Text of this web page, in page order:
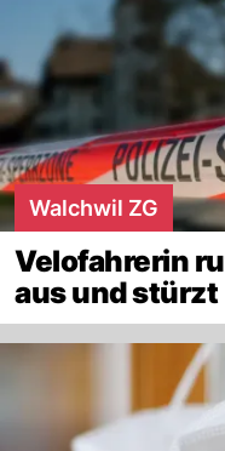
Walchwil ZG
Velofahrerin
aus und stürzt